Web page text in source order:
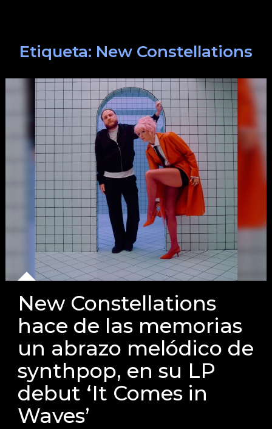
Etiqueta: New Constellations
New Constellations
hace de las memorias
un abrazo melódico de
synthpop, en su LP
debut ‘It Comes in
Waves’